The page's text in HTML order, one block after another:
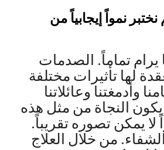
نمواً إيجابياً من
تماماً. الصدمات
لها تأثيرات مختلفة
وأدمغتنا وعائلاتنا
يكون النجاة من مثل هذه
لا يمكن تصوره تقريباً.
من خلال العلاج